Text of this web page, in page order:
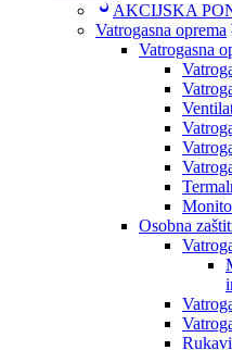
AKCIJSKA
Vatrogasna oprema
Vatrogasna
Osobna